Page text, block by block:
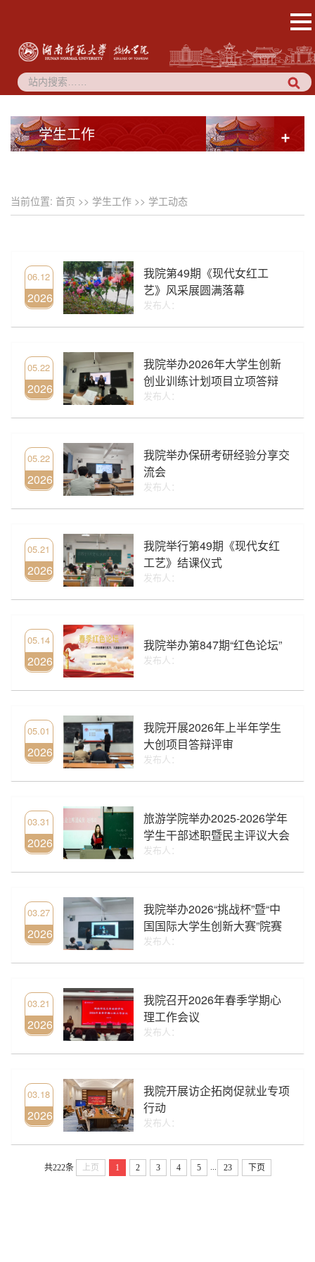
学生工作 +
当前位置: 首页 >> 学生工作 >> 学工动态
06.12
2026
我院第49期《现代女红工
艺》风采展圆满落幕
发布人：
05.22
2026
我院举办2026年大学生创新
创业训练计划项目立项答辩
发布人：
05.22
2026
我院举办保研考研经验分享交
流会
发布人：
05.21
2026
我院举行第49期《现代女红
工艺》结课仪式
发布人：
05.14
2026
我院举办第847期“红色论坛”
发布人：
05.01
2026
我院开展2026年上半年学生
大创项目答辩评审
发布人：
03.31
2026
旅游学院举办2025-2026学年
学生干部述职暨民主评议大会
发布人：
03.27
2026
我院举办2026“挑战杯”暨“中
国国际大学生创新大赛”院赛
发布人：
03.21
2026
我院召开2026年春季学期心
理工作会议
发布人：
03.18
2026
我院开展访企拓岗促就业专项
行动
发布人：
共222条 上页 1 2 3 4 5 23 下页